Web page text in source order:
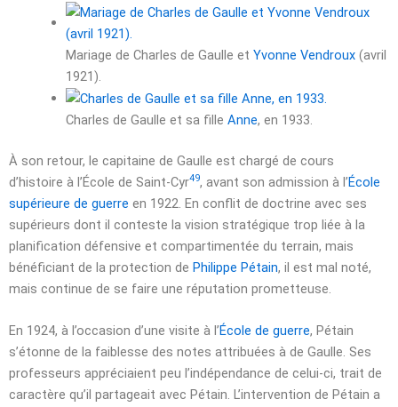
Mariage de Charles de Gaulle et Yvonne Vendroux(avril
1921).
Charles de Gaulle et sa fille Anne, en 1933.
À son retour, le capitaine de Gaulle est chargé de cours
d’histoire à l’École de Saint-Cyr49, avant son admission à l’École
supérieure de guerre en 1922. En conflit de doctrine avec ses
supérieurs dont il conteste la vision stratégique trop liée à la
planification défensive et compartimentée du terrain, mais
bénéficiant de la protection de Philippe Pétain, il est mal noté,
mais continue de se faire une réputation prometteuse.
En 1924, à l’occasion d’une visite à l’École de guerre, Pétain
s’étonne de la faiblesse des notes attribuées à de Gaulle. Ses
professeurs appréciaient peu l’indépendance de celui-ci, trait de
caractère qu’il partageait avec Pétain. L’intervention de Pétain a